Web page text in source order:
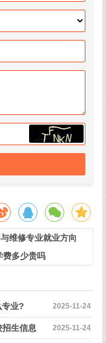
维修专业就业方向
费多少贵吗
2025-11-24
专业?
2025-11-24
招生信息